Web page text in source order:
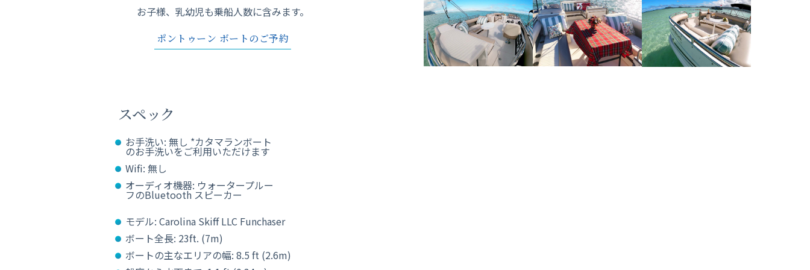
お子様、乳幼児も乗船人数に含みます。
ポントゥーン ボートのご予約
スペック
お手洗い: 無し *カタマランボート
のお手洗いをご利用いただけます
Wifi: 無し
オーディオ機器: ウォータープルー
フのBluetooth スピーカー
モデル: Carolina Skiff LLC Funchaser
ボート全長: 23ft. (7m)
ボートの主なエリアの幅: 8.5 ft (2.6m)